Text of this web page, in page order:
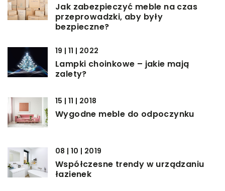
Jak zabezpieczyć meble na czas
przeprowadzki, aby były
bezpieczne?
19 | 11 | 2022
Lampki choinkowe – jakie mają
zalety?
15 | 11 | 2018
Wygodne meble do odpoczynku
08 | 10 | 2019
Współczesne trendy w urządzaniu
łazienek